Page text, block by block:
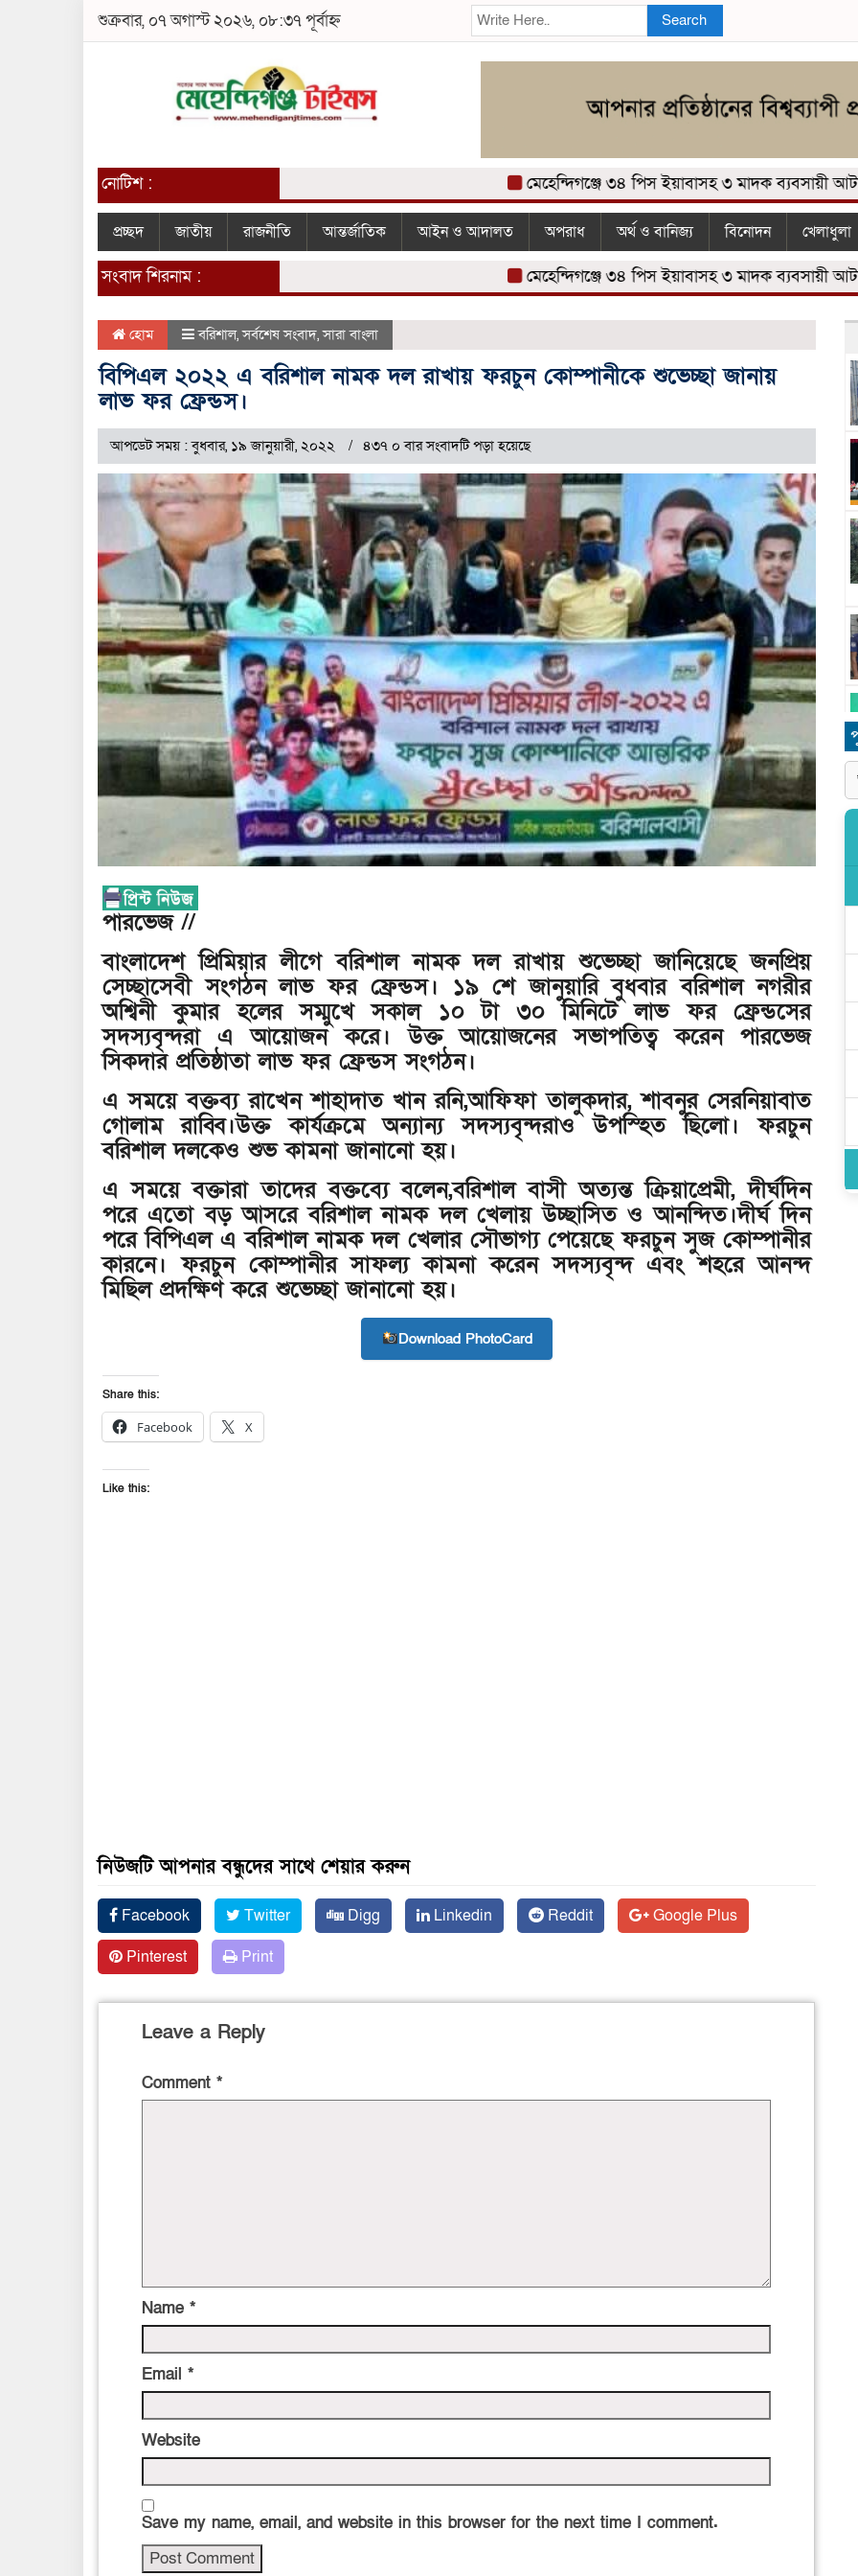
শুক্রবার, ০৭ অগাস্ট ২০২৬, ০৮:৩৭ পূর্বাহ্ন Search
নোটিশ : মেহেন্দিগঞ্জে ৩৪ পিস ইয়াবাসহ ৩ মাদক ব্যবসায়ী আটক
প্রচ্ছদ জাতীয় রাজনীতি আন্তর্জাতিক আইন ও আদালত অপরাধ অর্থ ও বানিজ্য বিনোদন খেলাধুলা
সংবাদ শিরনাম : মেহেন্দিগঞ্জে ৩৪ পিস ইয়াবাসহ ৩ মাদক ব্যবসায়ী আটক
হোম বরিশাল,সর্বশেষ সংবাদ,সারা বাংলা
বিপিএল ২০২২ এ বরিশাল নামক দল রাখায় ফরচুন কোম্পানীকে শুভেচ্ছা জানায়
লাভ ফর ফ্রেন্ডস।
আপডেট সময় : বুধবার, ১৯ জানুয়ারী, ২০২২ ৪৩৭ ০ বার সংবাদটি পড়া হয়েছে
পারভেজ //
বাংলাদেশ প্রিমিয়ার লীগে বরিশাল নামক দল রাখায় শুভেচ্ছা জানিয়েছে জনপ্রিয়
সেচ্ছাসেবী সংগঠন লাভ ফর ফ্রেন্ডস। ১৯ শে জানুয়ারি বুধবার বরিশাল নগরীর
অশ্বিনী কুমার হলের সম্মুখে সকাল ১০ টা ৩০ মিনিটে লাভ ফর ফ্রেন্ডসের
সদস্যবৃন্দরা এ আয়োজন করে। উক্ত আয়োজনের সভাপতিত্ব করেন পারভেজ
সিকদার প্রতিষ্ঠাতা লাভ ফর ফ্রেন্ডস সংগঠন।
এ সময়ে বক্তব্য রাখেন শাহাদাত খান রনি,আফিফা তালুকদার, শাবনুর সেরনিয়াবাত
গোলাম রাব্বি।উক্ত কার্যক্রমে অন্যান্য সদস্যবৃন্দরাও উপস্হিত ছিলো। ফরচুন
বরিশাল দলকেও শুভ কামনা জানানো হয়।
এ সময়ে বক্তারা তাদের বক্তব্যে বলেন,বরিশাল বাসী অত্যন্ত ক্রিয়াপ্রেমী, দীর্ঘদিন
পরে এতো বড় আসরে বরিশাল নামক দল খেলায় উচ্ছাসিত ও আনন্দিত।দীর্ঘ দিন
পরে বিপিএল এ বরিশাল নামক দল খেলার সৌভাগ্য পেয়েছে ফরচুন সুজ কোম্পানীর
কারনে। ফরচুন কোম্পানীর সাফল্য কামনা করেন সদস্যবৃন্দ এবং শহরে আনন্দ
মিছিল প্রদক্ষিণ করে শুভেচ্ছা জানানো হয়।
Download PhotoCard
Share this:
Facebook X
Like this:
নিউজটি আপনার বন্ধুদের সাথে শেয়ার করুন
Facebook Twitter Digg Linkedin Reddit
Google Plus
Pinterest
Print
Leave a Reply
Comment *
Name *
Email *
Website
Save my name, email, and website in this browser for the next time I comment.